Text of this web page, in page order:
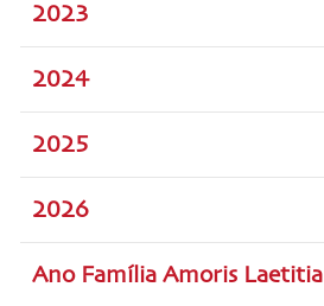
2023
2024
2025
2026
Ano Família Amoris Laetitia